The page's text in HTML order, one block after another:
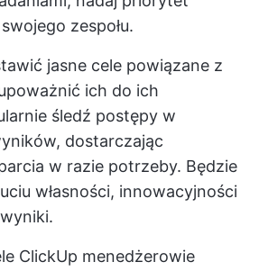
zespołu.
jasne cele powiązane z
ich do ich
śledź postępy w
dostarczając
w razie potrzeby. Będzie
własności, innowacyjności
ClickUp menedżerowie